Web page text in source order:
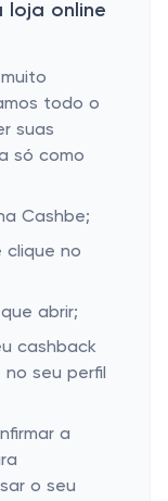
loja online
todo o
suas
só como
Cashbe;
clique no
abrir;
cashback
seu perfil
a
o seu